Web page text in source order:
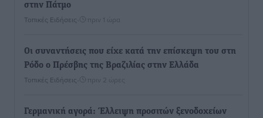
στην Πάτμο
Τοπικές Ειδήσεις πριν 1 ώρα
Οι συναντήσεις που είχε κατά την επίσκεψη του στη
Ρόδο ο Πρέσβης της Βραζιλίας στην Ελλάδα
Τοπικές Ειδήσεις πριν 2 ώρες
Γερμανική αγορά: Έλλειψη προσιτών ξενοδοχείων